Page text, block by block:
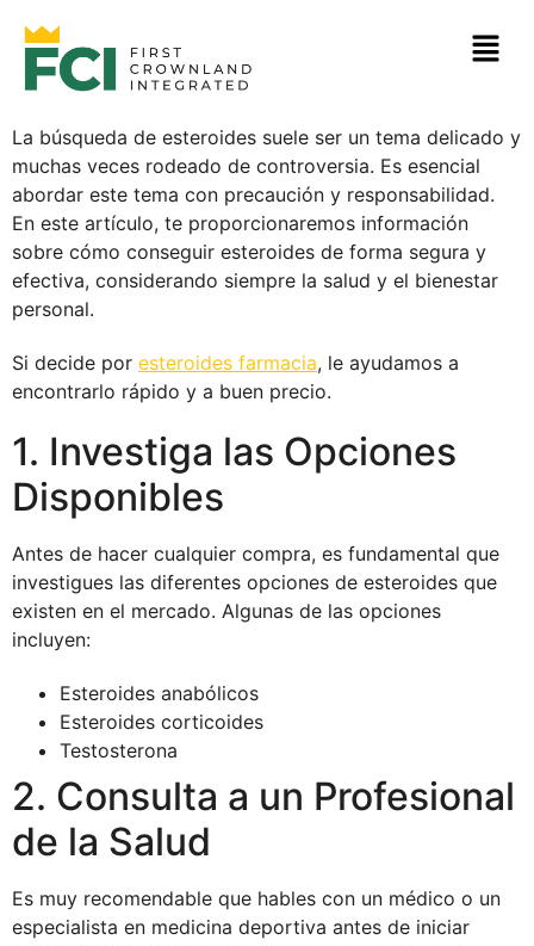
La búsqueda de esteroides suele ser un tema delicado y
muchas veces rodeado de controversia. Es esencial
abordar este tema con precaución y responsabilidad.
En este artículo, te proporcionaremos información
sobre cómo conseguir esteroides de forma segura y
efectiva, considerando siempre la salud y el bienestar
personal.
Si decide por esteroides farmacia, le ayudamos a
encontrarlo rápido y a buen precio.
1. Investiga las Opciones
Disponibles
Antes de hacer cualquier compra, es fundamental que
investigues las diferentes opciones de esteroides que
existen en el mercado. Algunas de las opciones
incluyen:
Esteroides anabólicos
Esteroides corticoides
Testosterona
2. Consulta a un Profesional
de la Salud
Es muy recomendable que hables con un médico o un
especialista en medicina deportiva antes de iniciar